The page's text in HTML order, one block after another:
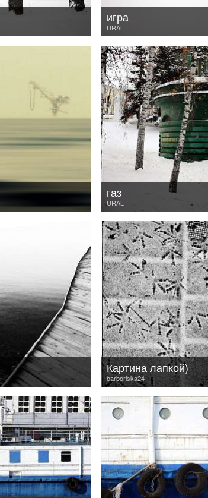
URAL
игра
URAL
газ
barboriska24
Картина лапкой)